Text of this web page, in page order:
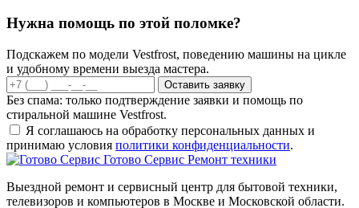
Нужна помощь по этой поломке?
Подскажем по модели Vestfrost, поведению машины на цикле
и удобному времени выезда мастера.
Оставить заявку
Без спама: только подтверждение заявки и помощь по
стиральной машине Vestfrost.
Я соглашаюсь на обработку персональных данных и
принимаю условия политики конфиденциальности.
Готово Сервис Ремонт техники
Выездной ремонт и сервисный центр для бытовой техники,
телевизоров и компьютеров в Москве и Московской области.